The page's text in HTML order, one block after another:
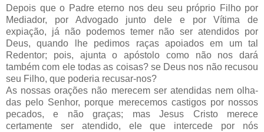
Depois que o Padre eterno nos deu seu próprio Filho por
Mediador, por Advogado junto dele e por Vítima de
expiação, já não podemos temer não ser atendidos por
Deus, quando lhe pedimos raças apoiados em um tal
Redentor; pois, ajunta o apóstolo como não nos dará
também com ele todas as coisas? se Deus nos não recusou
seu Filho, que poderia recusar-nos?
As nossas orações não merecem ser atendidas nem olha-
das pelo Senhor, porque merecemos castigos por nossos
pecados, e não graças; mas Jesus Cristo merece
certamente ser atendido, ele que intercede por nós